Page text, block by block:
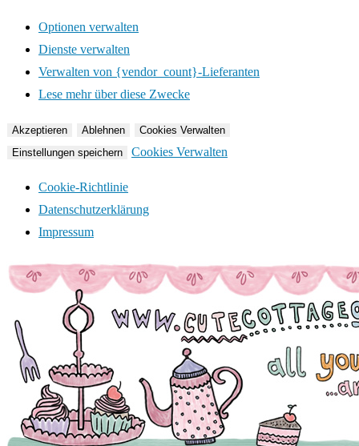
Optionen verwalten
Dienste verwalten
Verwalten von {vendor_count}-Lieferanten
Lese mehr über diese Zwecke
Akzeptieren Ablehnen
Cookies Verwalten
Einstellungen speichern
Cookies Verwalten
Cookie-Richtlinie
Datenschutzerklärung
Impressum
Zum
Inhalt